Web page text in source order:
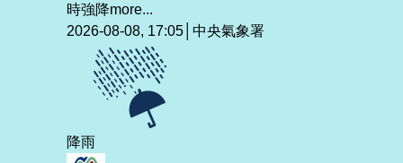
時強降more...
2026-08-08, 17:05│中央氣象署
降雨